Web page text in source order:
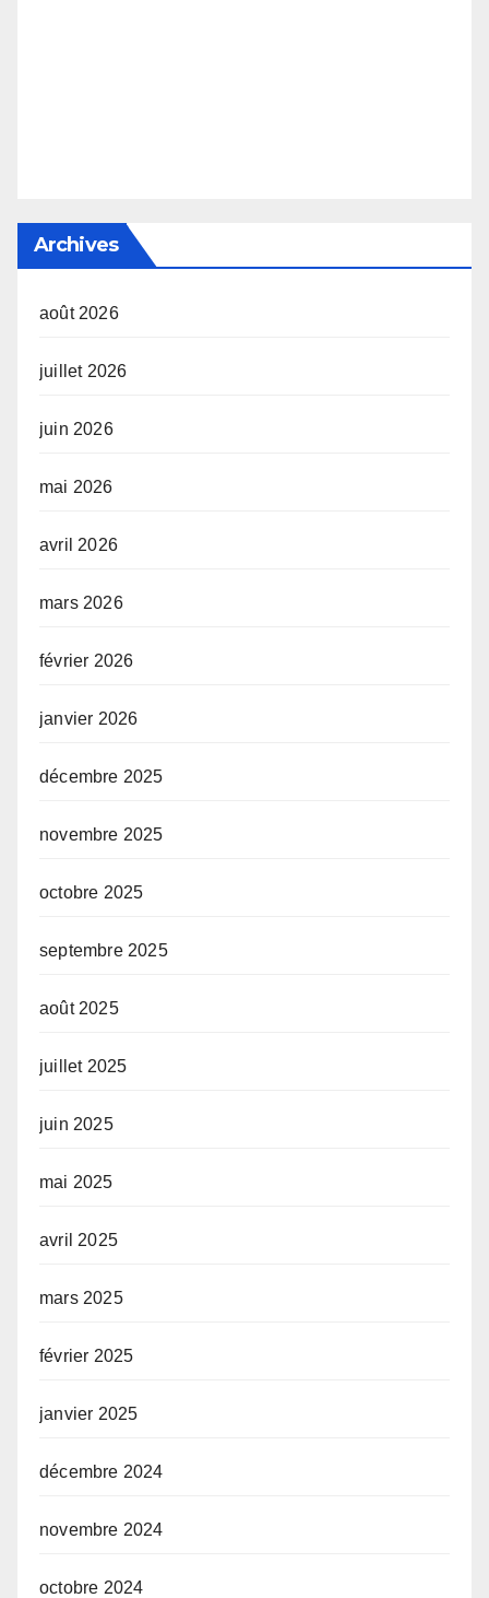
Archives
août 2026
juillet 2026
juin 2026
mai 2026
avril 2026
mars 2026
février 2026
janvier 2026
décembre 2025
novembre 2025
octobre 2025
septembre 2025
août 2025
juillet 2025
juin 2025
mai 2025
avril 2025
mars 2025
février 2025
janvier 2025
décembre 2024
novembre 2024
octobre 2024